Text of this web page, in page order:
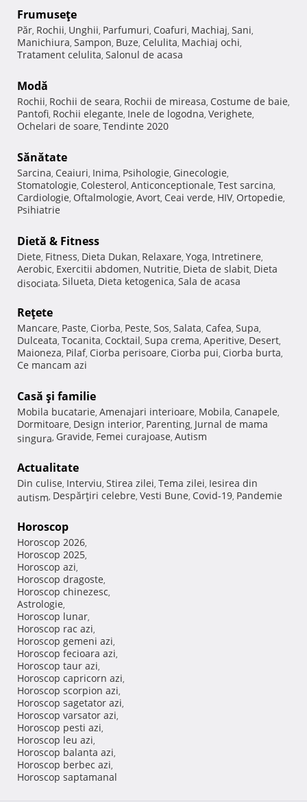
Frumuseţe
Păr, Rochii, Unghii, Parfumuri, Coafuri, Machiaj, Sani,
Manichiura, Sampon, Buze, Celulita, Machiaj ochi,
Tratament celulita, Salonul de acasa
Modă
Rochii, Rochii de seara, Rochii de mireasa, Costume de baie,
Pantofi, Rochii elegante, Inele de logodna, Verighete,
Ochelari de soare, Tendinte 2020
Sănătate
Sarcina, Ceaiuri, Inima, Psihologie, Ginecologie,
Stomatologie, Colesterol, Anticonceptionale, Test sarcina,
Cardiologie, Oftalmologie, Avort, Ceai verde, HIV, Ortopedie,
Psihiatrie
Dietă & Fitness
Diete, Fitness, Dieta Dukan, Relaxare, Yoga, Intretinere,
Aerobic, Exercitii abdomen, Nutritie, Dieta de slabit, Dieta
disociata, Silueta, Dieta ketogenica, Sala de acasa
Reţete
Mancare, Paste, Ciorba, Peste, Sos, Salata, Cafea, Supa,
Dulceata, Tocanita, Cocktail, Supa crema, Aperitive, Desert,
Maioneza, Pilaf, Ciorba perisoare, Ciorba pui, Ciorba burta,
Ce mancam azi
Casă şi familie
Mobila bucatarie, Amenajari interioare, Mobila, Canapele,
Dormitoare, Design interior, Parenting, Jurnal de mama
singura, Gravide, Femei curajoase, Autism
Actualitate
Din culise, Interviu, Stirea zilei, Tema zilei, Iesirea din
autism, Despărţiri celebre, Vesti Bune, Covid-19, Pandemie
Horoscop
Horoscop 2026,
Horoscop 2025,
Horoscop azi,
Horoscop dragoste,
Horoscop chinezesc,
Astrologie,
Horoscop lunar,
Horoscop rac azi,
Horoscop gemeni azi,
Horoscop fecioara azi,
Horoscop taur azi,
Horoscop capricorn azi,
Horoscop scorpion azi,
Horoscop sagetator azi,
Horoscop varsator azi,
Horoscop pesti azi,
Horoscop leu azi,
Horoscop balanta azi,
Horoscop berbec azi,
Horoscop saptamanal